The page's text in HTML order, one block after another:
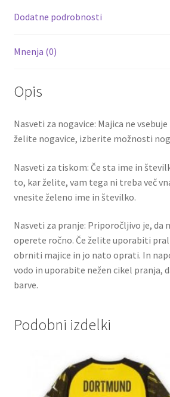
k
Dodatne podrobnosti
Mnenja (0)
Opis
Nasveti za nogavice: Majica ne
želite nogavice, izberite možnosti
Nasveti za tiskom: Če sta ime in
to, kar želite, vam tega ni treba več
vnesite želeno ime in številko.
Nasveti za pranje: Priporočljivo je, da
operete ročno. Če želite uporabiti
obrniti majice in jo nato oprati. In
vodo in uporabite nežen cikel pranja,
barve.
Podobni izdelki